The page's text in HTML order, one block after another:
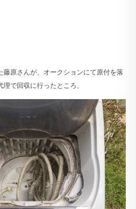
藤原さんが、オークションにて原付を落
で回収に行ったところ、